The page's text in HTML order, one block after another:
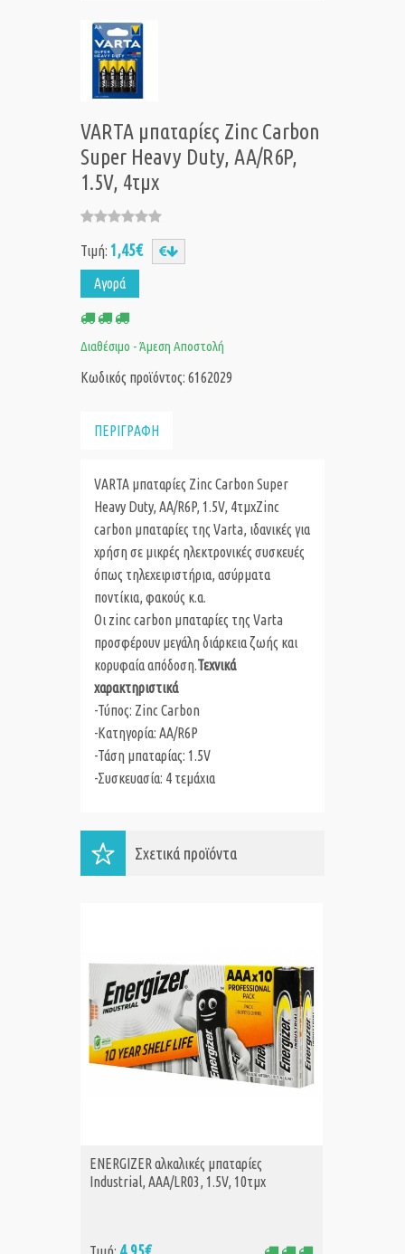
VARTA μπαταρίες Zinc Carbon
Super Heavy Duty, AA/R6P,
1.5V, 4τμχ
Τιμή: 1,45€
Αγορά
Διαθέσιμο - Άμεση Αποστολή
Κωδικός προϊόντος: 6162029
ΠΕΡΙΓΡΑΦΗ
VARTA μπαταρίες Zinc Carbon Super
Heavy Duty, AA/R6P, 1.5V, 4τμχZinc
carbon μπαταρίες της Varta, ιδανικές για
χρήση σε μικρές ηλεκτρονικές συσκευές
όπως τηλεχειριστήρια, ασύρματα
ποντίκια, φακούς κ.α.
Οι zinc carbon μπαταρίες της Varta
προσφέρουν μεγάλη διάρκεια ζωής και
κορυφαία απόδοση.Τεχνικά
χαρακτηριστικά
-Τύπος: Zinc Carbon
-Κατηγορία: AA/R6P
-Τάση μπαταρίας: 1.5V
-Συσκευασία: 4 τεμάχια
Σχετικά προϊόντα
ΑΓΟΡΑ
ENERGIZER αλκαλικές μπαταρίες
Industrial, AAA/LR03, 1.5V, 10τμχ